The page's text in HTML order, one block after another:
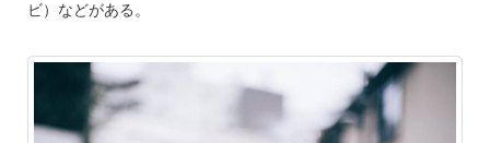
ビ）などがある。